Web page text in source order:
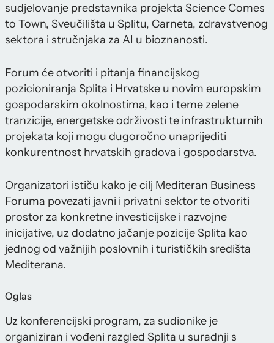
sudjelovanje predstavnika projekta Science Comes
to Town, Sveučilišta u Splitu, Carneta, zdravstvenog
sektora i stručnjaka za AI u bioznanosti.
Forum će otvoriti i pitanja financijskog
pozicioniranja Splita i Hrvatske u novim europskim
gospodarskim okolnostima, kao i teme zelene
tranzicije, energetske održivosti te infrastrukturnih
projekata koji mogu dugoročno unaprijediti
konkurentnost hrvatskih gradova i gospodarstva.
Organizatori ističu kako je cilj Mediteran Business
Foruma povezati javni i privatni sektor te otvoriti
prostor za konkretne investicijske i razvojne
inicijative, uz dodatno jačanje pozicije Splita kao
jednog od važnijih poslovnih i turističkih središta
Mediterana.
Oglas
Uz konferencijski program, za sudionike je
organiziran i vođeni razgled Splita u suradnji s